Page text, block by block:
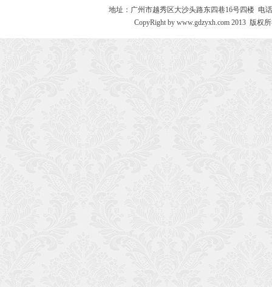
地址：广州市越秀区大沙头路东四巷16号四楼 电话
CopyRight by www.gdzyxh.com 2013 版